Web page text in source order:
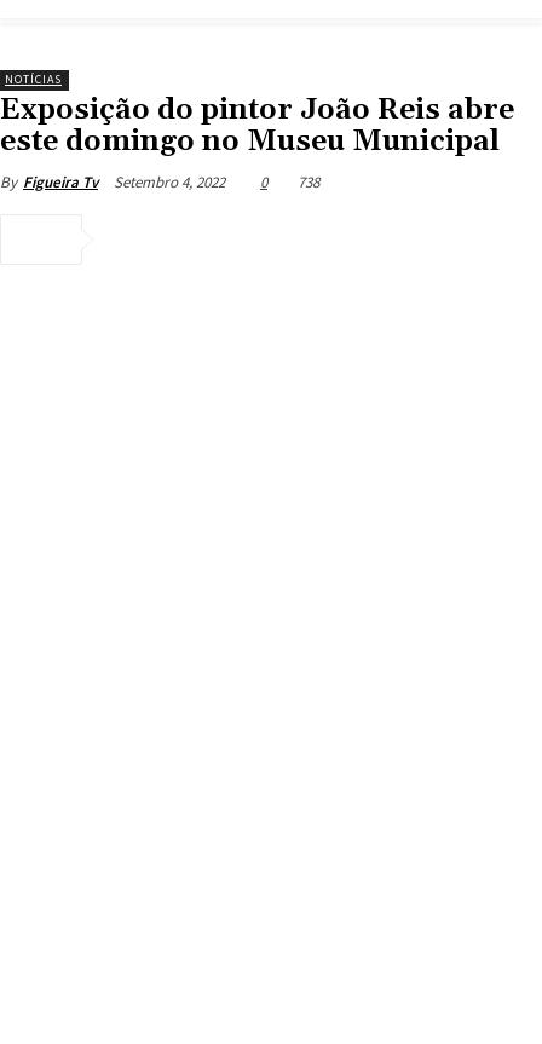
NOTÍCIAS
Exposição do pintor João Reis abre
este domingo no Museu Municipal
By Figueira Tv Setembro 4, 2022 0 738